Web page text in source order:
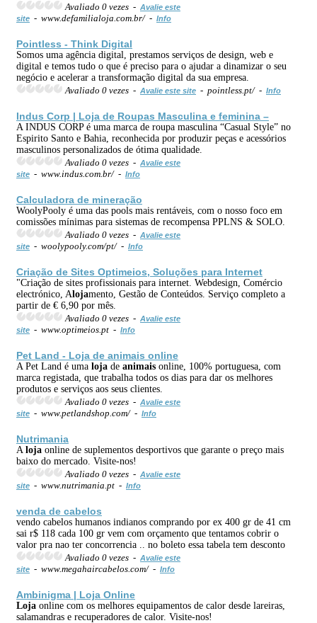
Avaliado 0 vezes - Avalie este
site - www.defamilialoja.com.br/ - Info
Pointless - Think Digital
Somos uma agência digital, prestamos serviços de design, web e
digital e temos tudo o que é preciso para o ajudar a dinamizar o seu
negócio e acelerar a transformação digital da sua empresa.
Avaliado 0 vezes - Avalie este site - pointless.pt/ - Info
Indus Corp | Loja de Roupas Masculina e feminina –
A INDUS CORP é uma marca de roupa masculina “Casual Style” no
Espirito Santo e Bahia, reconhecida por produzir peças e acessórios
masculinos personalizados de ótima qualidade.
Avaliado 0 vezes - Avalie este
site - www.indus.com.br/ - Info
Calculadora de mineração
WoolyPooly é uma das pools mais rentáveis, com o nosso foco em
comissões mínimas para sistemas de recompensa PPLNS & SOLO.
Avaliado 0 vezes - Avalie este
site - woolypooly.com/pt/ - Info
Criação de Sites Optimeios, Soluções para Internet
"Criação de sites profissionais para internet. Webdesign, Comércio
electrónico, Alojamento, Gestão de Conteúdos. Serviço completo a
partir de € 6,90 por mês.
Avaliado 0 vezes - Avalie este
site - www.optimeios.pt - Info
Pet Land - Loja de animais online
A Pet Land é uma loja de animais online, 100% portuguesa, com
marca registada, que trabalha todos os dias para dar os melhores
produtos e serviços aos seus clientes.
Avaliado 0 vezes - Avalie este
site - www.petlandshop.com/ - Info
Nutrimania
A loja online de suplementos desportivos que garante o preço mais
baixo do mercado. Visite-nos!
Avaliado 0 vezes - Avalie este
site - www.nutrimania.pt - Info
venda de cabelos
vendo cabelos humanos indianos comprando por ex 400 gr de 41 cm
sai r$ 118 cada 100 gr vem com orçamento que tentamos cobrir o
valor pra nao ter concorrencia .. no boleto essa tabela tem desconto
Avaliado 0 vezes - Avalie este
site - www.megahaircabelos.com/ - Info
Ambinigma | Loja Online
Loja online com os melhores equipamentos de calor desde lareiras,
salamandras e recuperadores de calor. Visite-nos!